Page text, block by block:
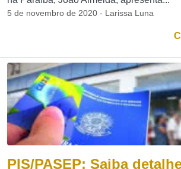
5 de novembro de 2020 - Larissa Luna
PIS/PASEP: Saiba